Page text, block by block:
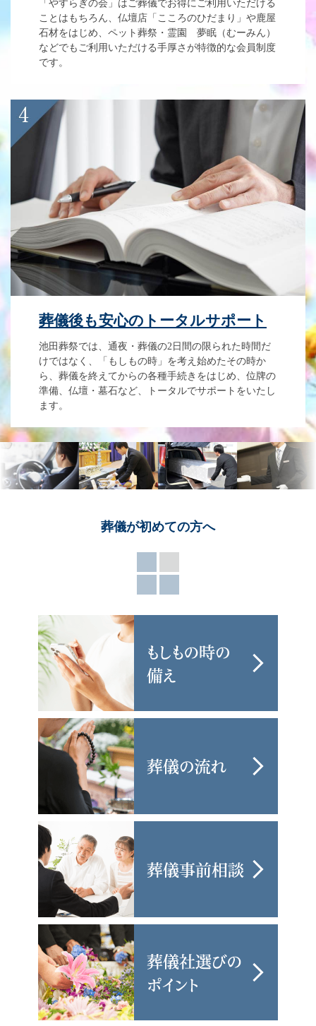
「やすらぎの会」はご葬儀でお得にご利用いただける
ことはもちろん、仏壇店「こころのひだまり」や鹿屋
石材をはじめ、ペット葬祭・霊園 夢眠（むーみん）
などでもご利用いただける手厚さが特徴的な会員制度
です。
葬儀後も安心のトータルサポート
池田葬祭では、通夜・葬儀の2日間の限られた時間だ
けではなく、「もしもの時」を考え始めたその時か
ら、葬儀を終えてからの各種手続きをはじめ、位牌の
準備、仏壇・墓石など、トータルでサポートをいたし
ます。
葬儀が初めての方へ